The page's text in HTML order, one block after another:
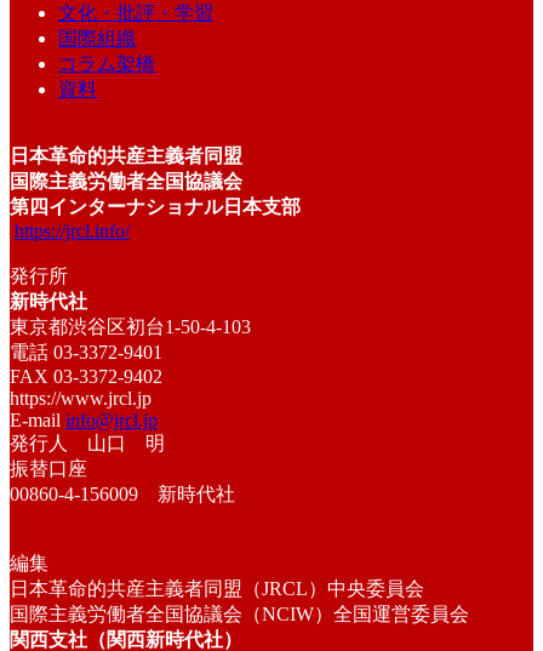
文化・批評・学習
国際組織
コラム架橋
資料
日本革命的共産主義者同盟
国際主義労働者全国協議会
第四インターナショナル日本支部
https://jrcl.info/
発行所
新時代社
東京都渋谷区初台1-50-4-103
電話 03-3372-9401
FAX 03-3372-9402
https://www.jrcl.jp
E-mail info@jrcl.jp
発行人 山口 明
振替口座
00860-4-156009 新時代社
編集
日本革命的共産主義者同盟（JRCL）中央委員会
国際主義労働者全国協議会（NCIW）全国運営委員会
関西支社（関西新時代社）